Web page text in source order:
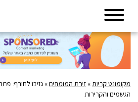
מקומונט קריות » זירת המומחים» גזיבו לחורף:
הגשמים והקרירות